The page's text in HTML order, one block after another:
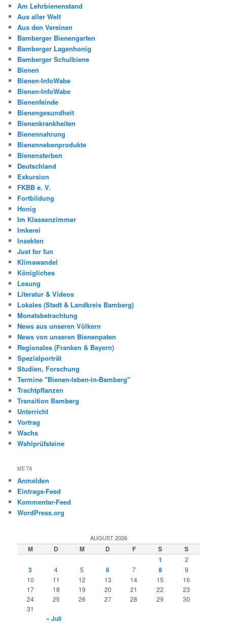
Am Lehrbienenstand
Aus aller Welt
Aus den Vereinen
Bamberger Bienengarten
Bamberger Lagenhonig
Bamberger Schulbiene
Bienen
Bienen-InfoWabe
Bienen-InfoWabe
Bienenfeinde
Bienengesundheit
Bienenkrankheiten
Bienennahrung
Bienennebenprodukte
Bienensterben
Deutschland
Exkursion
FKBB e. V.
Fortbildung
Honig
Im Klassenzimmer
Imkerei
Insekten
Just for fun
Klimawandel
Königliches
Lesung
Literatur & Videos
Lokales (Stadt & Landkreis Bamberg)
Monatsbetrachtung
News aus unseren Völkern
News von unseren Bienenpaten
Regionales (Franken & Bayern)
Spezialporträt
Studien, Forschung
Termine "Bienen-leben-in-Bamberg"
Trachtpflanzen
Transition Bamberg
Unterricht
Vortrag
Wachs
Wahlprüfsteine
META
Anmelden
Eintrags-Feed
Kommentar-Feed
WordPress.org
AUGUST 2026
M D M D F S
S
1
2
3 4 5 6 7 8
9
10
11 12 13 14 15
16
17
18 19 20 21 22
23
24
25 26 27 28 29
30
31
« Juli